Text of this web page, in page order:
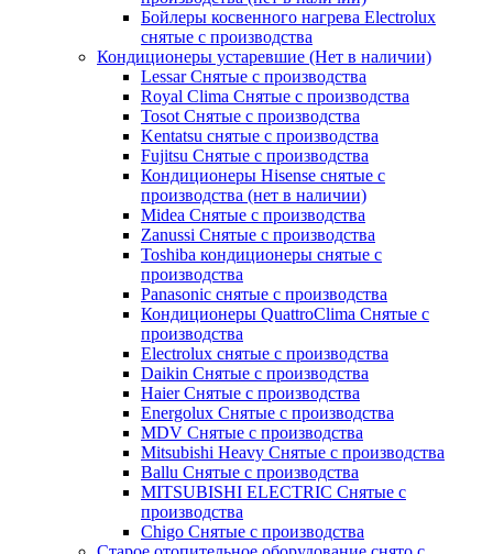
Бойлеры косвенного нагрева Electrolux
снятые с производства
Кондиционеры устаревшие (Нет в наличии)
Lessar Снятые с производства
Royal Clima Снятые с производства
Tosot Снятые с производства
Kentatsu снятые с производства
Fujitsu Снятые с производства
Кондиционеры Hisense снятые с
производства (нет в наличии)
Midea Снятые с производства
Zanussi Снятые с производства
Toshiba кондиционеры снятые с
производства
Panasonic снятые с производства
Кондиционеры QuattroClima Снятые с
производства
Electrolux снятые с производства
Daikin Снятые с производства
Haier Снятые с производства
Energolux Снятые с производства
MDV Снятые с производства
Mitsubishi Heavy Снятые с производства
Ballu Снятые с производства
MITSUBISHI ELECTRIC Снятые с
производства
Chigo Снятые с производства